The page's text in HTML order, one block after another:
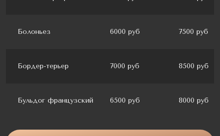
Болоньез 6000 руб 7500 руб
Бордер-терьер 7000 руб 8500 руб
Бульдог французский 6500 руб 8000 руб